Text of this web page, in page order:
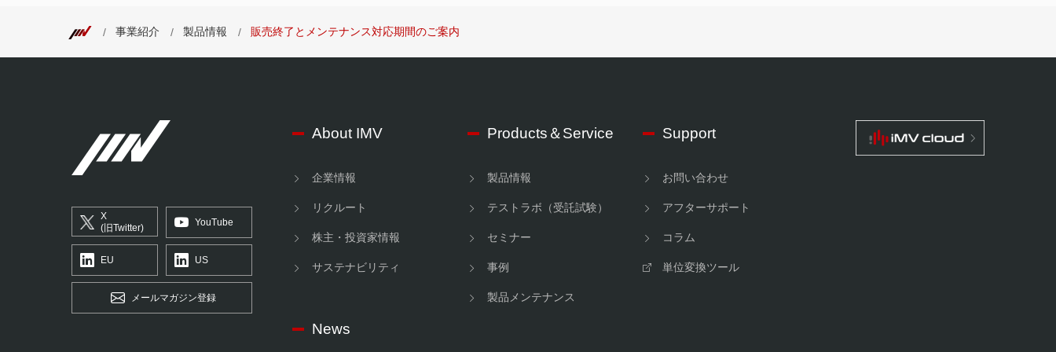
事業紹介 製品情報 販売終了とメンテナンス対応期間のご案内
X
(旧Twitter)
YouTube
EU US
メールマガジン登録
About IMV
企業情報
リクルート
株主・投資家情報
サステナビリティ
Products＆Service
製品情報
テストラボ（受託試験）
セミナー
事例
製品メンテナンス
Support
お問い合わせ
アフターサポート
コラム
単位変換ツール
News